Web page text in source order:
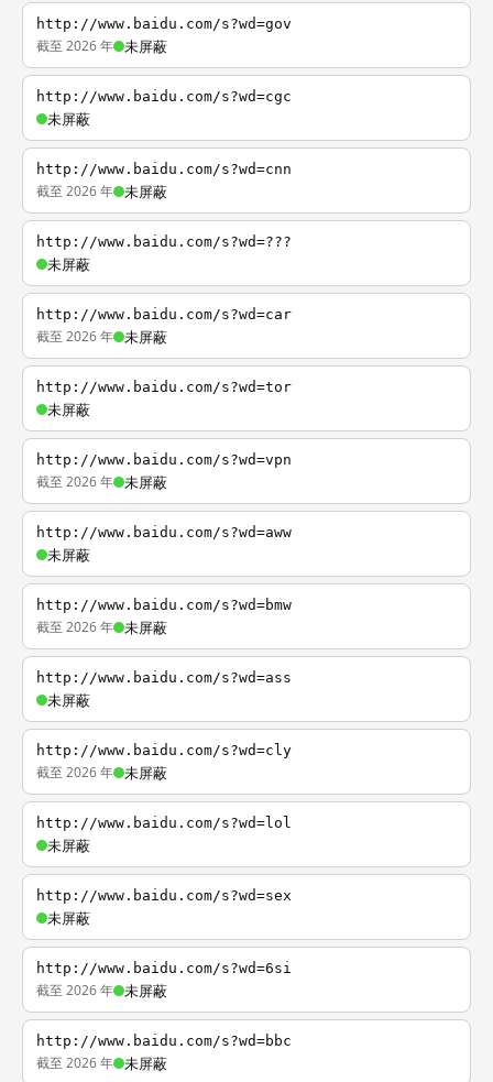
http://www.baidu.com/s?wd=gov
截至 2026 年 未屏蔽
http://www.baidu.com/s?wd=cgc
未屏蔽
http://www.baidu.com/s?wd=cnn
截至 2026 年 未屏蔽
http://www.baidu.com/s?wd=???
未屏蔽
http://www.baidu.com/s?wd=car
截至 2026 年 未屏蔽
http://www.baidu.com/s?wd=tor
未屏蔽
http://www.baidu.com/s?wd=vpn
截至 2026 年 未屏蔽
http://www.baidu.com/s?wd=aww
未屏蔽
http://www.baidu.com/s?wd=bmw
截至 2026 年 未屏蔽
http://www.baidu.com/s?wd=ass
未屏蔽
http://www.baidu.com/s?wd=cly
截至 2026 年 未屏蔽
http://www.baidu.com/s?wd=lol
未屏蔽
http://www.baidu.com/s?wd=sex
未屏蔽
http://www.baidu.com/s?wd=6si
截至 2026 年 未屏蔽
http://www.baidu.com/s?wd=bbc
截至 2026 年 未屏蔽